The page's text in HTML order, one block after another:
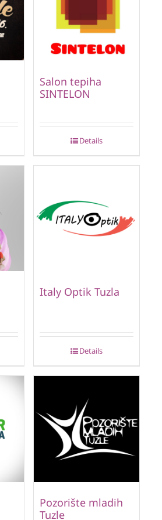
Salon tepiha
SINTELON
Details
Italy Optik Tuzla
Details
Pozorište mladih
Tuzle